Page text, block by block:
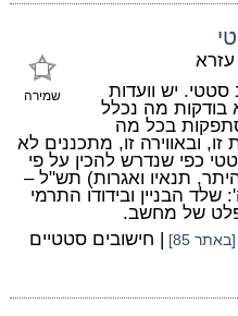
שמירה
יש וועדות
בודקות מה נכלל
בכל מה
ובאווירה זו, מתכננים לא
כפי שנדרש להכין על פי
תנאיו ואגרות) תש"ל –
שלד הבניין ובידודו התרמי
פלט של מחשב.
[באתר 85] | חישובים סטטיים